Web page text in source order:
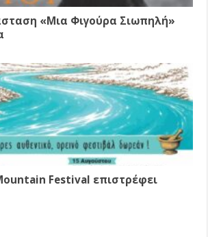
«Μια Φιγούρα Σιωπηλή»
Festival επιστρέφει